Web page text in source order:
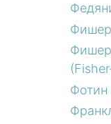
Фотин